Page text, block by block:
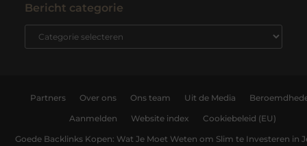
Bericht categorie
Partners Over ons Ons team Uit de Media
Aanmelden Website index Cookiebeleid (EU)
Goede Backlinks Kopen: Wat Je Moet Weten om Slim te Investeren in